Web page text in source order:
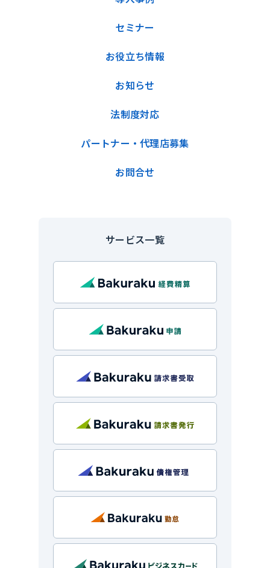
セミナー
お役立ち情報
お知らせ
法制度対応
パートナー・代理店募集
お問合せ
サービス一覧